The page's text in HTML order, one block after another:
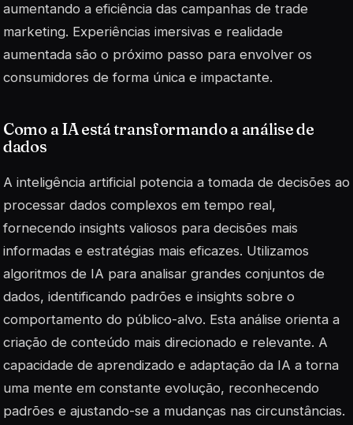
aumentando a eficiência das campanhas de trade
marketing. Experiências imersivas e realidade
aumentada são o próximo passo para envolver os
consumidores de forma única e impactante.
Como a IA está transformando a análise de
dados
A inteligência artificial potencia a tomada de decisões ao
processar dados complexos em tempo real,
fornecendo insights valiosos para decisões mais
informadas e estratégias mais eficazes. Utilizamos
algoritmos de IA para analisar grandes conjuntos de
dados, identificando padrões e insights sobre o
comportamento do público-alvo. Esta análise orienta a
criação de conteúdo mais direcionado e relevante. A
capacidade de aprendizado e adaptação da IA a torna
uma mente em constante evolução, reconhecendo
padrões e ajustando-se a mudanças nas circunstâncias.